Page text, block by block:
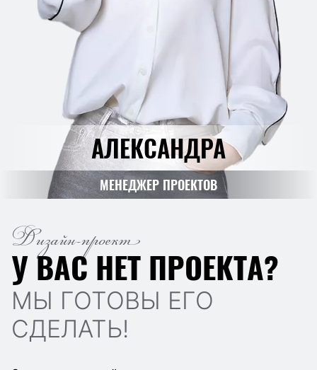
АЛЕКСАНДРА
МЕНЕДЖЕР ПРОЕКТОВ
Дизайн-проект
У ВАС НЕТ ПРОЕКТА?
МЫ ГОТОВЫ ЕГО
СДЕЛАТЬ!